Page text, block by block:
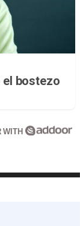
el bostezo
WITH